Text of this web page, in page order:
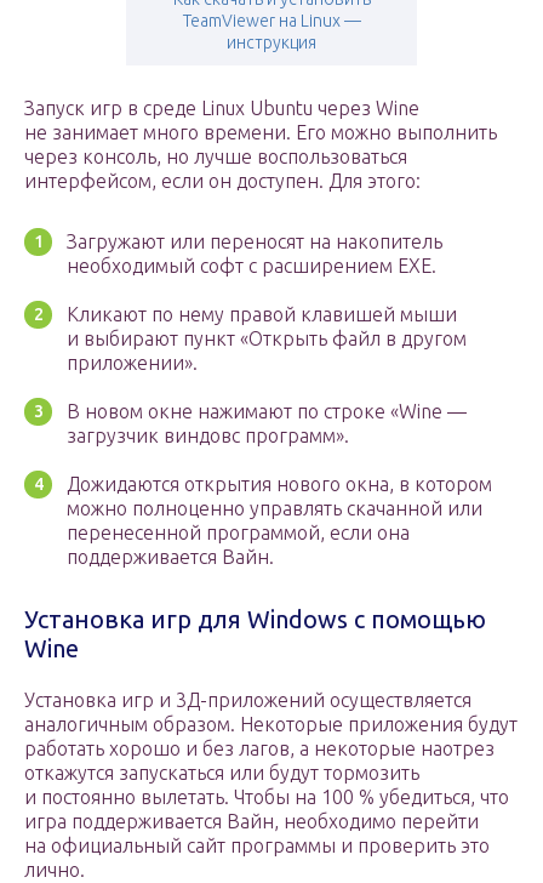
TeamViewer на Linux —
инструкция
Запуск игр в среде Linux Ubuntu через Wine
не занимает много времени. Его можно выполнить
через консоль, но лучше воспользоваться
интерфейсом, если он доступен. Для этого:
Загружают или переносят на накопитель
необходимый софт с расширением EXE.
Кликают по нему правой клавишей мыши
и выбирают пункт «Открыть файл в другом
приложении».
В новом окне нажимают по строке «Wine —
загрузчик виндовс программ».
Дожидаются открытия нового окна, в котором
можно полноценно управлять скачанной или
перенесенной программой, если она
поддерживается Вайн.
Установка игр для Windows с помощью
Wine
Установка игр и 3Д-приложений осуществляется
аналогичным образом. Некоторые приложения будут
работать хорошо и без лагов, а некоторые наотрез
откажутся запускаться или будут тормозить
и постоянно вылетать. Чтобы на 100 % убедиться, что
игра поддерживается Вайн, необходимо перейти
на официальный сайт программы и проверить это
лично.